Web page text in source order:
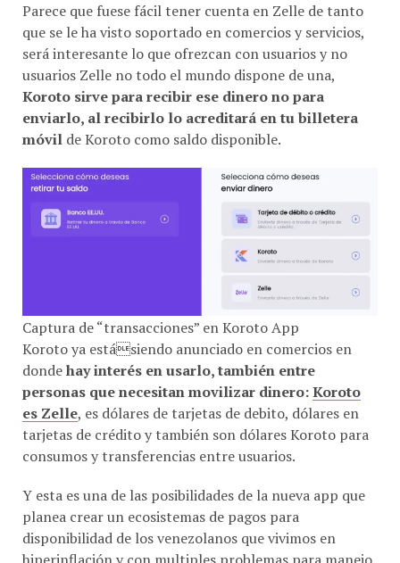
que se le ha visto soportado en comercios y servicios,
será interesante lo que ofrezcan con usuarios y no
usuarios Zelle no todo el mundo dispone de una,
Koroto sirve para recibir ese dinero no para
enviarlo, al recibirlo lo acreditará en tu billetera
móvilde Koroto como saldo disponible.
Captura de “transacciones” en Koroto App
Koroto ya estásiendo anunciado en comercios en
dondehay interés en usarlo, también entre
personas que necesitan movilizar dinero:Koroto
es Zelle, es dólares de tarjetas de debito, dólares en
tarjetas de crédito y también son dólares Koroto para
consumos y transferencias entre usuarios.
planea crear un ecosistemas de pagos para
disponibilidad de los venezolanos que vivimos en
hiperinflación y con multiples problemas para manejo